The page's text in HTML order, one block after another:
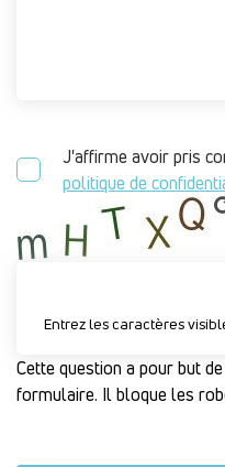
J'affirme avoir pris
politique de
Entrez les caractères
Cette question a pour but
formulaire. Il bloque les